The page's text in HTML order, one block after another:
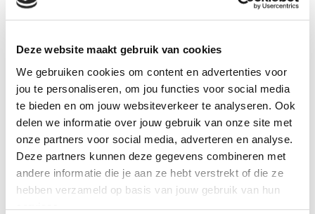
Deze website maakt gebruik van cookies
We gebruiken cookies om content en advertenties voor
jou te personaliseren, om jou functies voor social media
te bieden en om jouw websiteverkeer te analyseren. Ook
delen we informatie over jouw gebruik van onze site met
onze partners voor social media, adverteren en analyse.
Deze partners kunnen deze gegevens combineren met
andere informatie die je aan ze hebt verstrekt of die ze
hebben verzameld op basis van jouw gebruik van hun
services.
Basisscholen: ICE Games
In het seizoen 2025-2026 verwelkomt ijsbaan De Meent in
scholenprogramma: de ICE Games. Dit unieke
beweegprogramma, gehouden in onze ijshal,…